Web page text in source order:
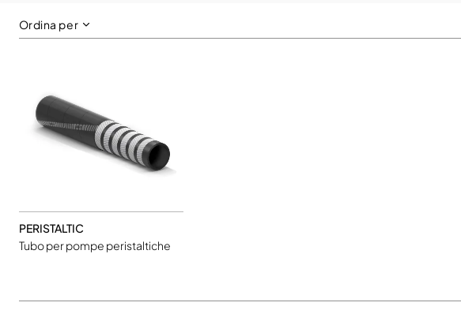
Ordina per
PERISTALTIC
Tubo per pompe peristaltiche